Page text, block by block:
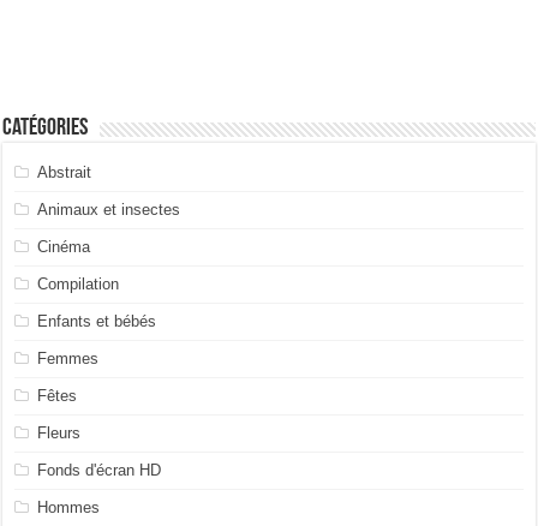
Catégories
Abstrait
Animaux et insectes
Cinéma
Compilation
Enfants et bébés
Femmes
Fêtes
Fleurs
Fonds d'écran HD
Hommes